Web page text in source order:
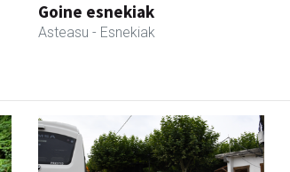
Goine esnekiak
Asteasu - Esnekiak